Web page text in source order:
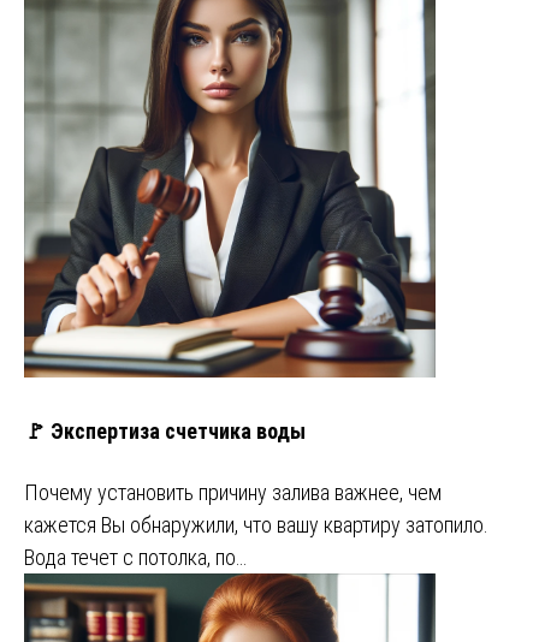
🚩 Экспертиза счетчика воды
Почему установить причину залива важнее, чем
кажется Вы обнаружили, что вашу квартиру затопило.
Вода течет с потолка, по…